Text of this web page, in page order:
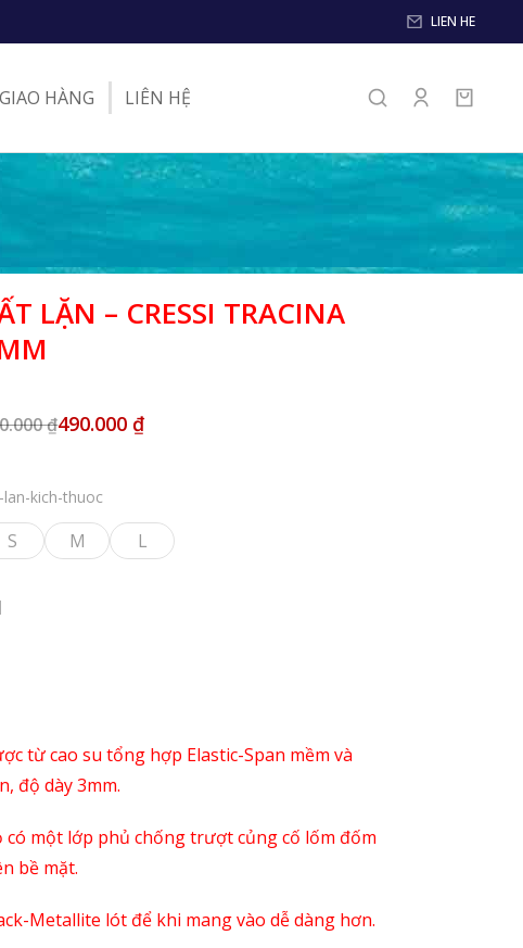
LIEN HE
GIAO HÀNG LIÊN HỆ
LẶN – CRESSI TRACINA
₫490.000 ₫
kich-thuoc
S M L
từ cao su tổng hợp Elastic-Span mềm và
độ dày 3mm.
có một lớp phủ chống trượt củng cố lốm đốm
bề mặt.
Metallite lót để khi mang vào dễ dàng hơn.